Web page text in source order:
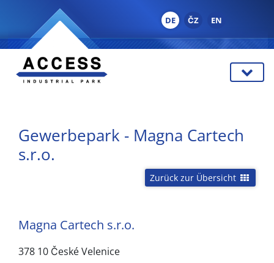
DE ČZ EN
Gewerbepark - Magna Cartech
s.r.o.
Zurück zur Übersicht
Magna Cartech s.r.o.
378 10 České Velenice